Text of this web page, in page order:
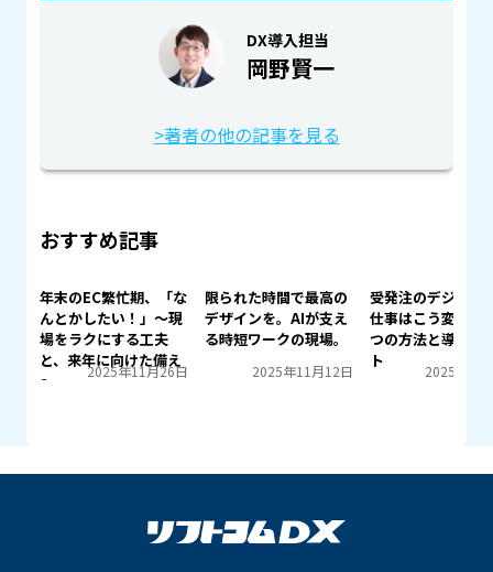
DX導入担当
岡野賢一
>著者の他の記事を見る
おすすめ記事
年末のEC繁忙期、「な
んとかしたい！」～現
場をラクにする工夫
と、来年に向けた備え
～
2025年11月26日
限られた時間で最高の
デザインを。AIが支え
る時短ワークの現場。
2025年11月12日
受発注のデジタル
仕事はこう変わ
つの方法と導入の
ト
2025年10
❮ ❯